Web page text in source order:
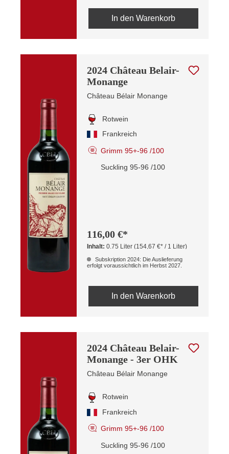
In den Warenkorb
2024 Château Belair-
Monange
Château Bélair Monange
Rotwein
Frankreich
Grimm 95+-96 /100
Suckling 95-96 /100
116,00 €*
Inhalt:0.75 Liter(154,67 €* / 1 Liter)
Subskription 2024: Die Auslieferung
erfolgt voraussichtlich im Herbst 2027.
In den Warenkorb
2024 Château Belair-
Monange - 3er OHK
Château Bélair Monange
Rotwein
Frankreich
Grimm 95+-96 /100
Suckling 95-96 /100